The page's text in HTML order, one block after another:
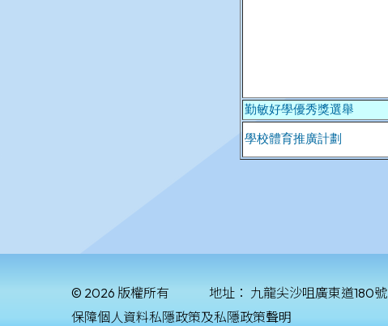
© 2026 版權所有 地址： 九龍尖沙咀廣東道180號
保障個人資料私隱政策及私隱政策聲明